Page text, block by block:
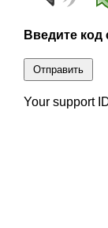
Введите код
Отправить
Your support